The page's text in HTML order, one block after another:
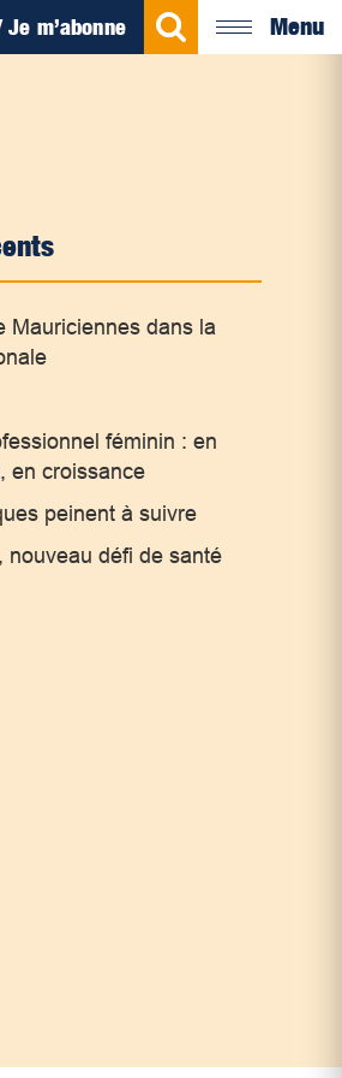
m’abonne Menu
Mauriciennes dans la
féminin : en
en croissance
peinent à suivre
nouveau défi de santé